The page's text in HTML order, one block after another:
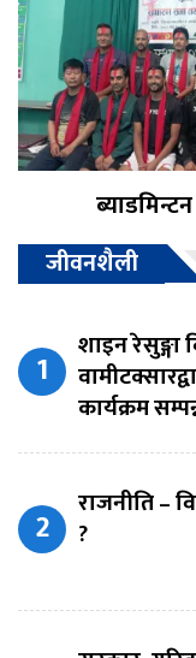
जीवनशैली
शाइन
कार्यक्रम
राजनीति –
?